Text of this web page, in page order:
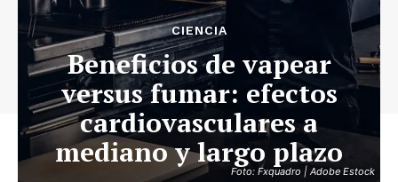
Foto: Fxquadro | Adobe Estock
CIENCIA
Beneficios de vapear
versus fumar: efectos
cardiovasculares a
mediano y largo plazo